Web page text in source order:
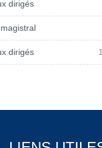
dirigés
dirigés